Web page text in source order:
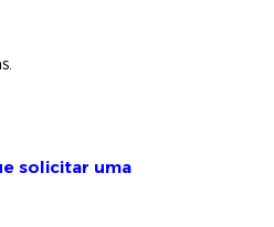
solicitar uma